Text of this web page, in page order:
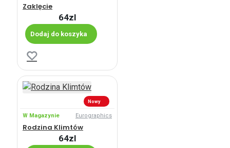
Zaklęcie
64zl
Dodaj do koszyka
Nowy
W Magazynie Eurographics
Rodzina Klimtów
64zl